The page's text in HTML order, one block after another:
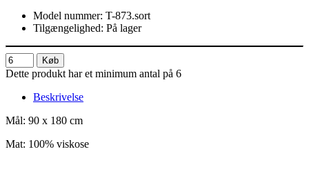
Model nummer: T-873.sort
Tilgængelighed: På lager
Køb
Dette produkt har et minimum antal på 6
Beskrivelse
Mål: 90 x 180 cm
Mat: 100% viskose